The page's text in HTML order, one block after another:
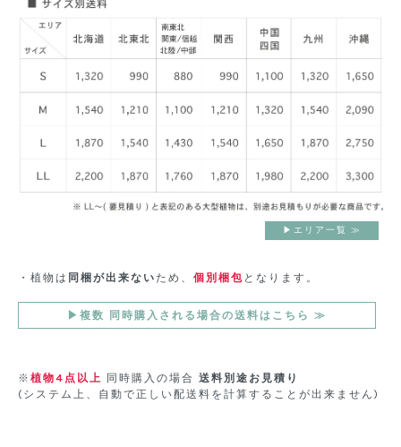
▶︎エリア一覧 ≫
・植物は 同梱が出来ない ため、 個別梱包 となります。
▶︎複数 同時購入される場合の送料はこちら ≫
※ 植物4点以上 同時購入の場合 送料別途お見積り
(システム上、自動で正しい配送料を計算することが出来ません)